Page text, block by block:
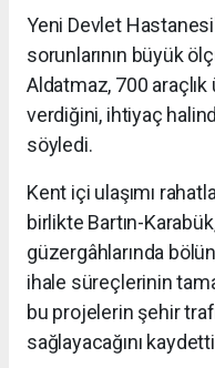
Yeni Devlet
sorunlarının büyük
Aldatmaz, 700
verdiğini, ihtiyaç
söyledi.
Kent içi ulaşımı
birlikte Bartın-
güzergâhlarında
ihale süreçlerinin
bu projelerin şehir
sağlayacağını